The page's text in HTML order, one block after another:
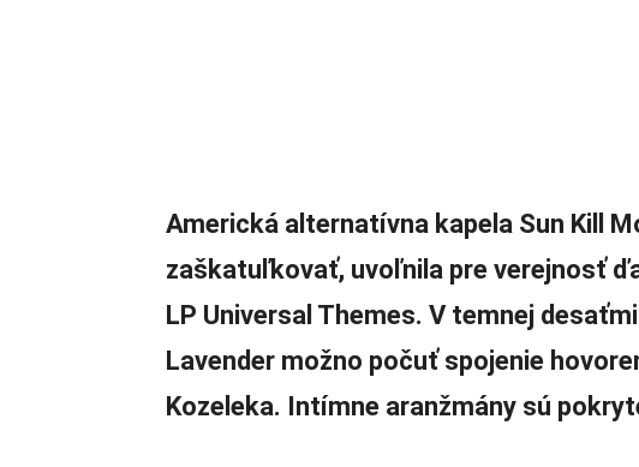
Americká alternatívna kapela Sun Kill
zaškatuľkovať, uvoľnila pre verejnosť
LP Universal Themes. V temnej
Lavender možno počuť spojenie
Kozeleka. Intímne aranžmány sú